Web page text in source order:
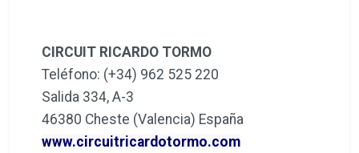
CIRCUIT RICARDO TORMO
Teléfono: (+34) 962 525 220
Salida 334, A-3
46380 Cheste (Valencia) España
www.circuitricardotormo.com